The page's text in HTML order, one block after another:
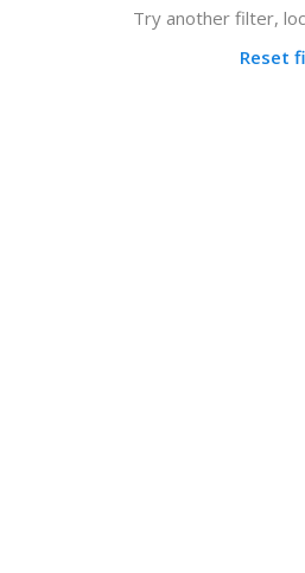
Try another filter,
Reset